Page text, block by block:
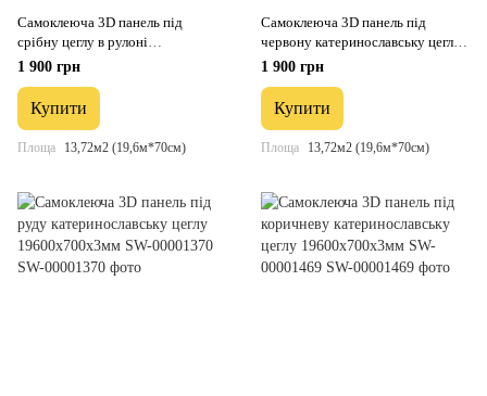
Самоклеюча 3D панель під
срібну цеглу в рулоні
19600x700x3мм (R017-3-20) SW-
1 900 грн
Купити
Площа 13,72м2 (19,6м*70см)
Самоклеюча 3D панель під
червону катеринославську цеглу
19600x700x3мм SW-00001333
1 900 грн
Купити
Площа 13,72м2 (19,6м*70см)